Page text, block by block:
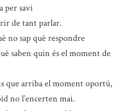
per savi
de tant parlar.
no sap què respondre
saben quin és el moment de
que arriba el moment oportú,
no l’encerten mai.